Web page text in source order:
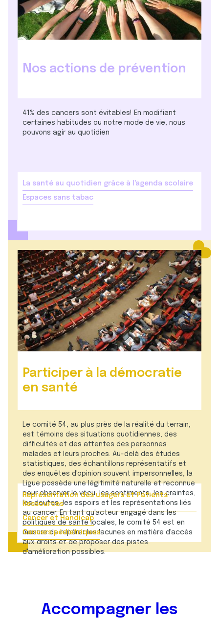
Nos actions de prévention
41% des cancers sont évitables! En modifiant
certaines habitudes ou notre mode de vie, nous
pouvons agir au quotidien
La santé au quotidien grâce à l'agenda scolaire
Espaces sans tabac
Participer à la démocratie
en santé
Le comité 54, au plus près de la réalité du terrain,
est témoins des situations quotidiennes, des
difficultés et des attentes des personnes
malades et leurs proches. Au-delà des études
statistiques, des échantillons représentatifs et
des enquêtes d'opinion souvent impersonnelles, la
Ligue possède une légitimité naturelle et reconnue
pour observer le vécu, les sentiments, les craintes,
les doutes, les espoirs et les représentations liés
au cancer. En tant qu'acteur engagé dans les
politiques de santé locales, le comité 54 est en
mesure de repérer les lacunes en matière d'accès
aux droits et de proposer des pistes
d'amélioration possibles.
Représentation des usagers et Patients
Ressources
Cancer et Handicap
Cancers pédiatriques
Accompagner les